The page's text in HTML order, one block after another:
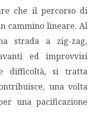
che il percorso di
cammino lineare. Al
strada a zig-zag,
ed improvvisi
difficoltà, si tratta
una volta
una pacificazione